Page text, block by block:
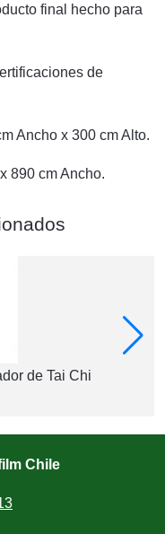
final hecho para
de
Ancho x 300 cm Alto.
890 cm Ancho.
de Tai Chi
Chile